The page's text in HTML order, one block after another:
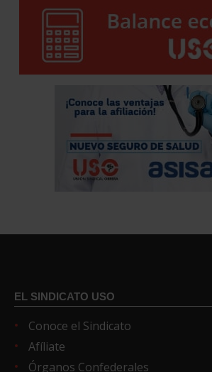
EL SINDICATO USO
Conoce el Sindicato
Afíliate
Órganos Confederales